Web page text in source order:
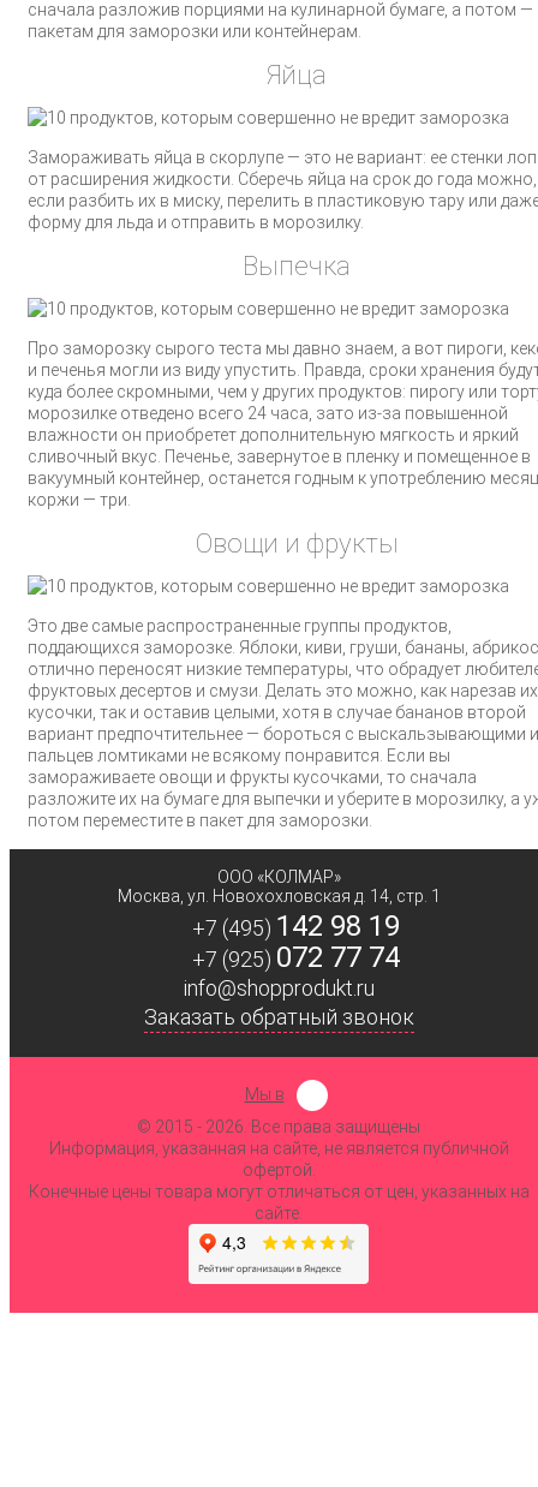
сначала разложив порциями на кулинарной бумаге, а потом —
пакетам для заморозки или контейнерам.
Яйца
Замораживать яйца в скорлупе — это не вариант: ее стенки
от расширения жидкости. Сберечь яйца на срок до года можно,
если разбить их в миску, перелить в пластиковую тару или
форму для льда и отправить в морозилку.
Выпечка
Про заморозку сырого теста мы давно знаем, а вот пироги,
и печенья могли из виду упустить. Правда, сроки хранения
куда более скромными, чем у других продуктов: пирогу или
морозилке отведено всего 24 часа, зато из-за повышенной
влажности он приобретет дополнительную мягкость и яркий
сливочный вкус. Печенье, завернутое в пленку и помещенное в
вакуумный контейнер, останется годным к употреблению
коржи — три.
Овощи и фрукты
Это две самые распространенные группы продуктов,
поддающихся заморозке. Яблоки, киви, груши, бананы,
отлично переносят низкие температуры, что обрадует
фруктовых десертов и смузи. Делать это можно, как нарезав
кусочки, так и оставив целыми, хотя в случае бананов второй
вариант предпочтительнее — бороться с выскальзывающими
пальцев ломтиками не всякому понравится. Если вы
замораживаете овощи и фрукты кусочками, то сначала
разложите их на бумаге для выпечки и уберите в морозилку, а
потом переместите в пакет для заморозки.
ООО «КОЛМАР»
Москва ул. Новохохловская д. 14, стр. 1
+7 (495) 142 98 19
+7 (925) 072 77 74
info@shopprodukt.ru
Заказать обратный звонок
Мы в
© 2015 - 2026. Все права защищены
Информация, указанная на сайте, не является публичной
офертой.
Конечные цены товара могут отличаться от цен, указанных на
сайте.